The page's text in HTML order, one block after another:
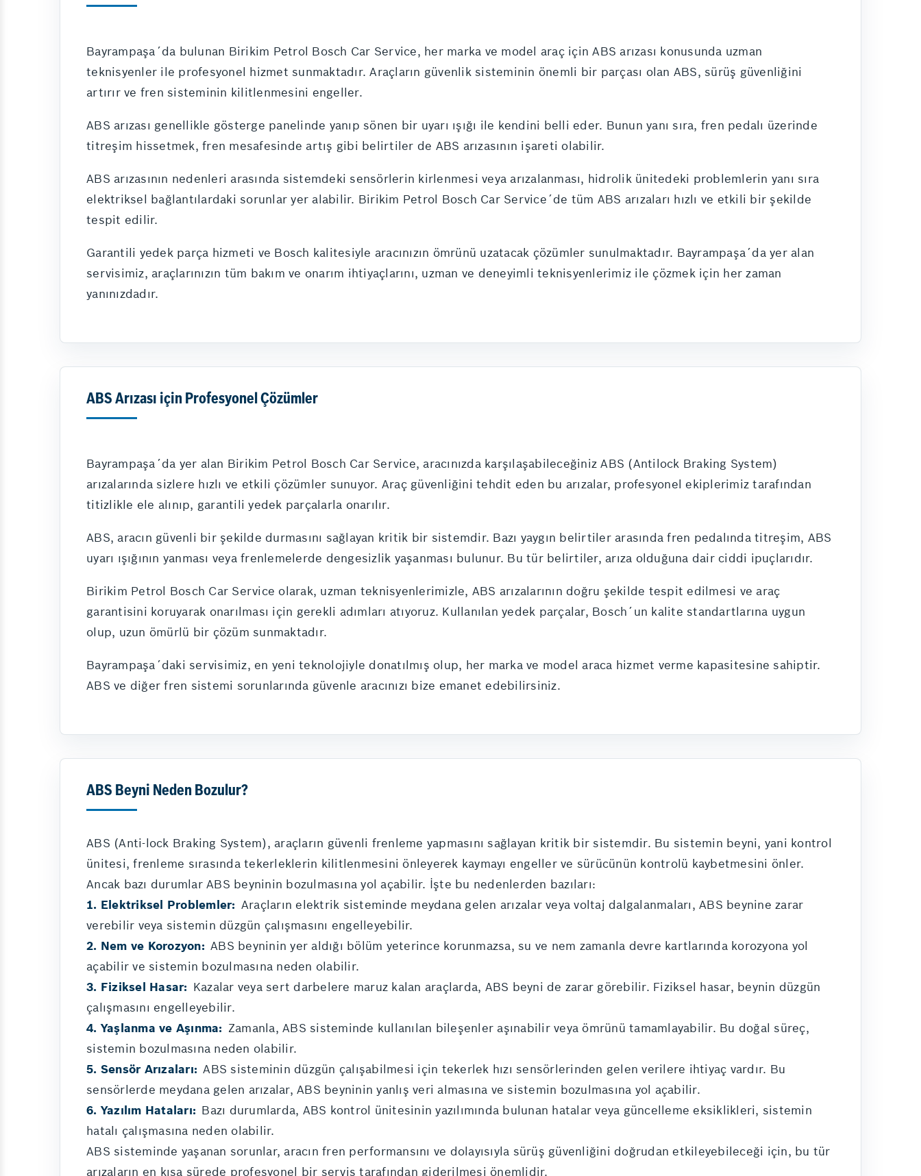
Bayrampaşa´da bulunan Birikim Petrol Bosch Car Service, her marka ve model araç için ABS arızası konusunda uzman
teknisyenler ile profesyonel hizmet sunmaktadır. Araçların güvenlik sisteminin önemli bir parçası olan ABS, sürüş güvenliğini
artırır ve fren sisteminin kilitlenmesini engeller.
ABS arızası genellikle gösterge panelinde yanıp sönen bir uyarı ışığı ile kendini belli eder. Bunun yanı sıra, fren pedalı üzerinde
titreşim hissetmek, fren mesafesinde artış gibi belirtiler de ABS arızasının işareti olabilir.
ABS arızasının nedenleri arasında sistemdeki sensörlerin kirlenmesi veya arızalanması, hidrolik ünitedeki problemlerin yanı sıra
elektriksel bağlantılardaki sorunlar yer alabilir. Birikim Petrol Bosch Car Service´de tüm ABS arızaları hızlı ve etkili bir şekilde
tespit edilir.
Garantili yedek parça hizmeti ve Bosch kalitesiyle aracınızın ömrünü uzatacak çözümler sunulmaktadır. Bayrampaşa´da yer alan
servisimiz, araçlarınızın tüm bakım ve onarım ihtiyaçlarını, uzman ve deneyimli teknisyenlerimiz ile çözmek için her zaman
yanınızdadır.
ABS Arızası için Profesyonel Çözümler
Bayrampaşa´da yer alan Birikim Petrol Bosch Car Service, aracınızda karşılaşabileceğiniz ABS (Antilock Braking System)
arızalarında sizlere hızlı ve etkili çözümler sunuyor. Araç güvenliğini tehdit eden bu arızalar, profesyonel ekiplerimiz tarafından
titizlikle ele alınıp, garantili yedek parçalarla onarılır.
ABS, aracın güvenli bir şekilde durmasını sağlayan kritik bir sistemdir. Bazı yaygın belirtiler arasında fren pedalında titreşim, ABS
uyarı ışığının yanması veya frenlemelerde dengesizlik yaşanması bulunur. Bu tür belirtiler, arıza olduğuna dair ciddi ipuçlarıdır.
Birikim Petrol Bosch Car Service olarak, uzman teknisyenlerimizle, ABS arızalarının doğru şekilde tespit edilmesi ve araç
garantisini koruyarak onarılması için gerekli adımları atıyoruz. Kullanılan yedek parçalar, Bosch´un kalite standartlarına uygun
olup, uzun ömürlü bir çözüm sunmaktadır.
Bayrampaşa´daki servisimiz, en yeni teknolojiyle donatılmış olup, her marka ve model araca hizmet verme kapasitesine sahiptir.
ABS ve diğer fren sistemi sorunlarında güvenle aracınızı bize emanet edebilirsiniz.
ABS Beyni Neden Bozulur?
ABS (Anti-lock Braking System), araçların güvenli frenleme yapmasını sağlayan kritik bir sistemdir. Bu sistemin beyni, yani kontrol
ünitesi, frenleme sırasında tekerleklerin kilitlenmesini önleyerek kaymayı engeller ve sürücünün kontrolü kaybetmesini önler.
Ancak bazı durumlar ABS beyninin bozulmasına yol açabilir. İşte bu nedenlerden bazıları:
1. Elektriksel Problemler: Araçların elektrik sisteminde meydana gelen arızalar veya voltaj dalgalanmaları, ABS beynine zarar
verebilir veya sistemin düzgün çalışmasını engelleyebilir.
2. Nem ve Korozyon: ABS beyninin yer aldığı bölüm yeterince korunmazsa, su ve nem zamanla devre kartlarında korozyona yol
açabilir ve sistemin bozulmasına neden olabilir.
3. Fiziksel Hasar: Kazalar veya sert darbelere maruz kalan araçlarda, ABS beyni de zarar görebilir. Fiziksel hasar, beynin düzgün
çalışmasını engelleyebilir.
4. Yaşlanma ve Aşınma: Zamanla, ABS sisteminde kullanılan bileşenler aşınabilir veya ömrünü tamamlayabilir. Bu doğal süreç,
sistemin bozulmasına neden olabilir.
5. Sensör Arızaları: ABS sisteminin düzgün çalışabilmesi için tekerlek hızı sensörlerinden gelen verilere ihtiyaç vardır. Bu
sensörlerde meydana gelen arızalar, ABS beyninin yanlış veri almasına ve sistemin bozulmasına yol açabilir.
6. Yazılım Hataları: Bazı durumlarda, ABS kontrol ünitesinin yazılımında bulunan hatalar veya güncelleme eksiklikleri, sistemin
hatalı çalışmasına neden olabilir.
ABS sisteminde yaşanan sorunlar, aracın fren performansını ve dolayısıyla sürüş güvenliğini doğrudan etkileyebileceği için, bu tür
arızaların en kısa sürede profesyonel bir servis tarafından giderilmesi önemlidir.